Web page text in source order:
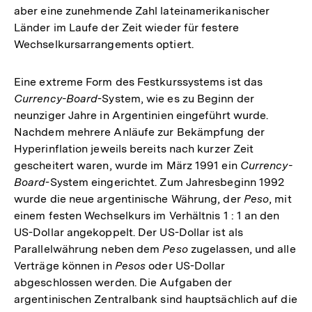
aber eine zunehmende Zahl lateinamerikanischer
Länder im Laufe der Zeit wieder für festere
Wechselkursarrangements optiert.
Eine extreme Form des Festkurssystems ist das
Currency-Board-System, wie es zu Beginn der
neunziger Jahre in Argentinien eingeführt wurde.
Nachdem mehrere Anläufe zur Bekämpfung der
Hyperinflation jeweils bereits nach kurzer Zeit
gescheitert waren, wurde im März 1991 ein Currency-
Board-System eingerichtet. Zum Jahresbeginn 1992
wurde die neue argentinische Währung, der Peso, mit
einem festen Wechselkurs im Verhältnis 1 : 1 an den
US-Dollar angekoppelt. Der US-Dollar ist als
Parallelwährung neben dem Pesozugelassen, und alle
Verträge können in Pesos oder US-Dollar
abgeschlossen werden. Die Aufgaben der
argentinischen Zentralbank sind hauptsächlich auf die